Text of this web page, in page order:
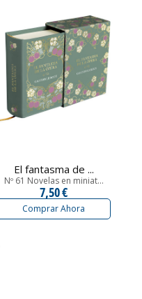
El fantasma de ...
Nº 61 Novelas en miniat...
7,50 €
Comprar Ahora